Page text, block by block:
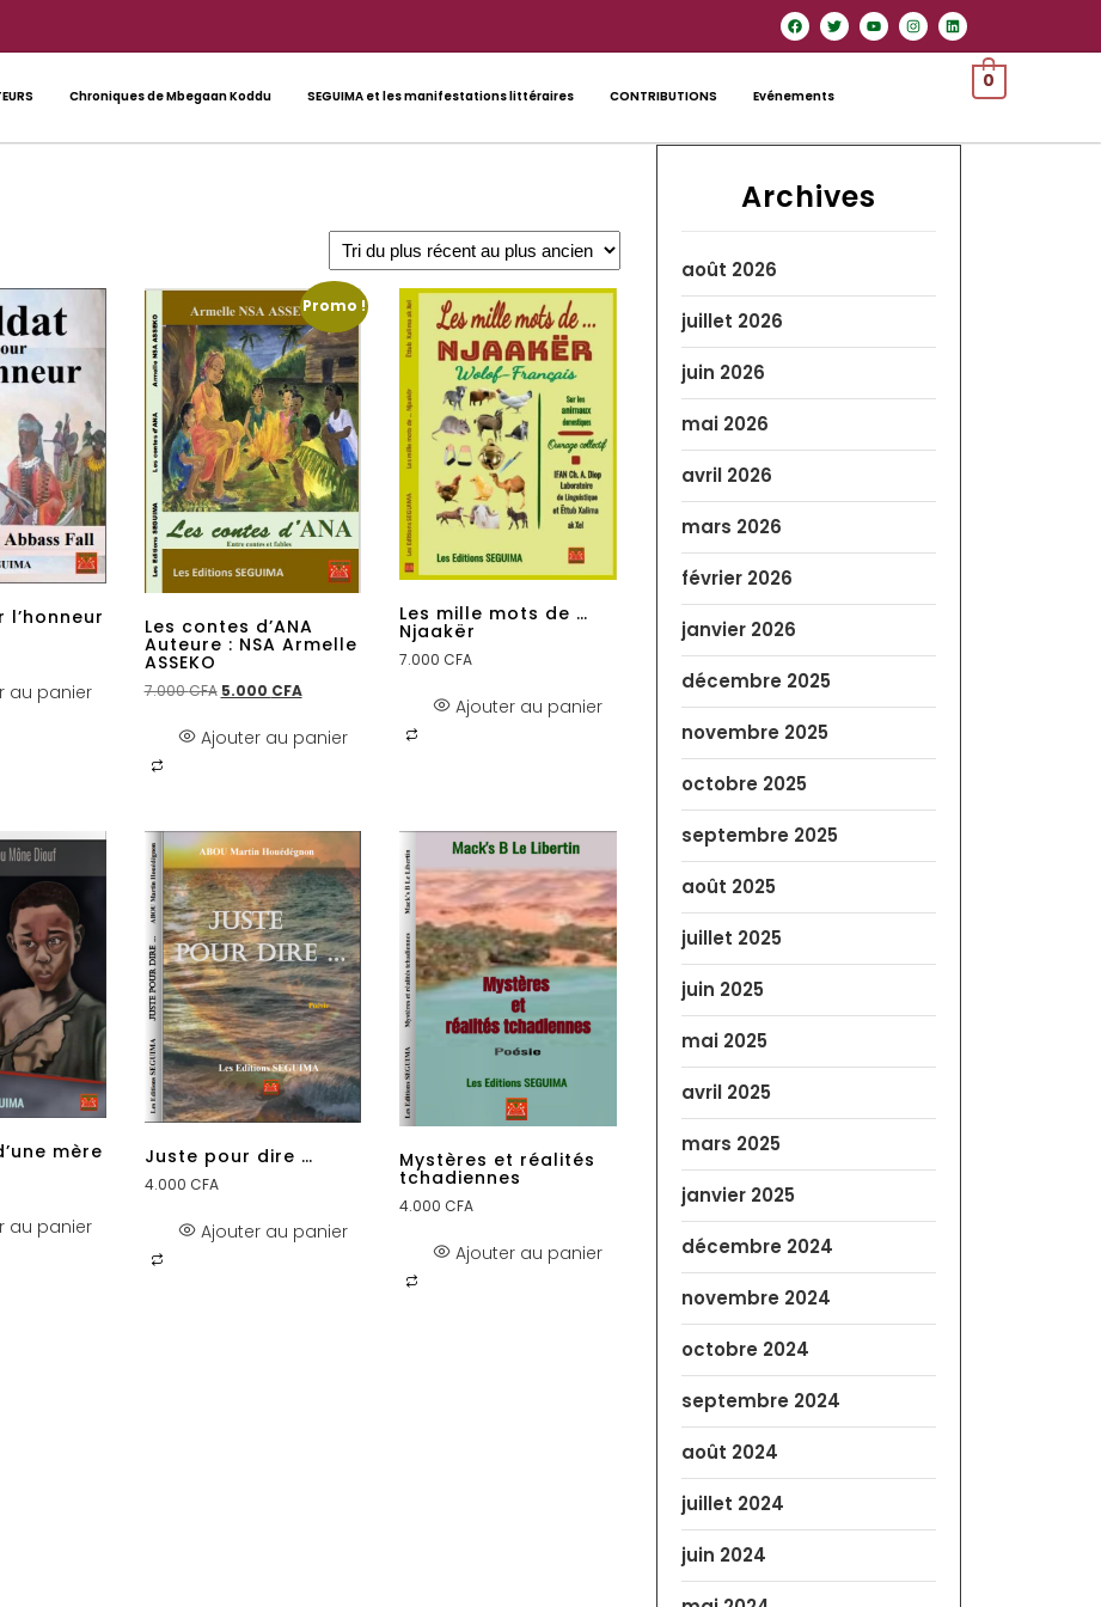
Chroniques de Mbegaan Koddu SEGUIMA et les manifestations littéraires CONTRIBUTIONS Evénements
0
l’honneur
au panier
Promo !
Les contes d’ANA
Auteure : NSA Armelle
ASSEKO
7.000CFA 5.000 CFA
Ajouter au panier
Les mille mots de …
Njaakër
7.000 CFA
Ajouter au panier
mère
au panier
Juste pour dire …
4.000 CFA
Ajouter au panier
Mystères et réalités
tchadiennes
4.000 CFA
Ajouter au panier
Archives
août 2026
juillet 2026
juin 2026
mai 2026
avril 2026
mars 2026
février 2026
janvier 2026
décembre 2025
novembre 2025
octobre 2025
septembre 2025
août 2025
juillet 2025
juin 2025
mai 2025
avril 2025
mars 2025
janvier 2025
décembre 2024
novembre 2024
octobre 2024
septembre 2024
août 2024
juillet 2024
juin 2024